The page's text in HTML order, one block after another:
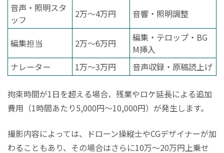
音声・照明スタ
ッフ
2万〜4万円 音響・照明調整
編集担当 2万〜6万円
編集・テロップ・BG
M挿入
ナレーター
1万〜3万円 音声収録・原稿読上げ
拘束時間が1日を超える場合、残業やロケ延長による追加
費用（1時間あたり5,000円〜10,000円）が発生します。
撮影内容によっては、ドローン操縦士やCGデザイナーが加
わることもあり、その場合はさらに10万〜20万円上乗せ